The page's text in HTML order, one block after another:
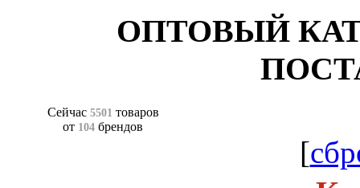
ОПТОВЫЙ
Сейчас 5501 товаров
от 104 брендов
[